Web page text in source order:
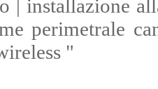
| installazione
perimetrale
"